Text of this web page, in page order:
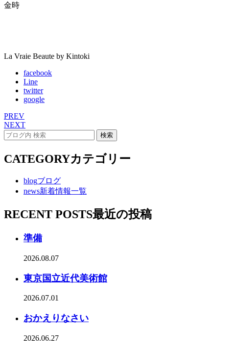
金時
La Vraie Beaute by Kintoki
facebook
Line
twitter
google
PREV
NEXT
CATEGORYカテゴリー
blogブログ
news新着情報一覧
RECENT POSTS最近の投稿
準備
2026.08.07
東京国立近代美術館
2026.07.01
おかえりなさい
2026.06.27